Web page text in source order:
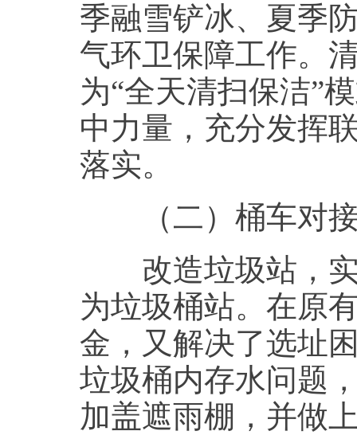
季融雪铲冰、夏季
气环卫保障工作。
为“全天清扫保洁”
中力量，充分发挥
落实。
（二）桶车对接
改造垃圾站，实
为垃圾桶站。在原
金，又解决了选址
垃圾桶内存水问题
加盖遮雨棚，并做